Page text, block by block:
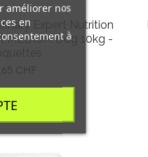
Expert Nutrition
MEDIUM Dog 10kg -
CHF
améliorer nos
en
à